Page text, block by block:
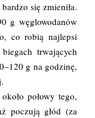
się zmieniła.
g węglowodanów
co robią najlepsi
trwających
g na godzinę,
połowy tego,
poczują głód (za